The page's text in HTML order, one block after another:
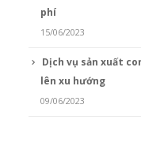
phí
15/06/2023
Dịch vụ sản xuất
lên xu hướng
09/06/2023